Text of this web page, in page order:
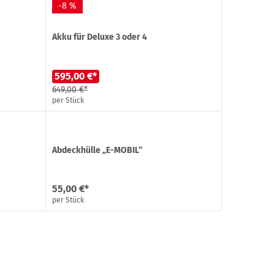
-8 %
Akku für Deluxe 3 oder 4
595,00 €*
649,00 €*
per Stück
Abdeckhülle „E-MOBIL“
55,00 €*
per Stück